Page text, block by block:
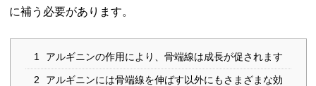
に補う必要があります。
1 アルギニンの作用により、骨端線は成長が促されます
2
アルギニンには骨端線を伸ばす以外にもさまざまな効